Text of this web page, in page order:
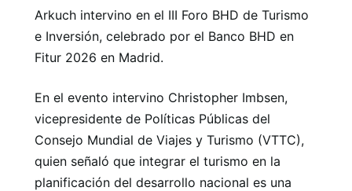
Arkuch intervino en el III Foro BHD de Turismo
e Inversión, celebrado por el Banco BHD en
Fitur 2026 en Madrid.
En el evento intervino Christopher Imbsen,
vicepresidente de Políticas Públicas del
Consejo Mundial de Viajes y Turismo (VTTC),
quien señaló que integrar el turismo en la
planificación del desarrollo nacional es una